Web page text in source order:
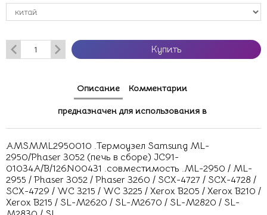
Купить
Описание Комментарии
предназначен для использования в
AMSMML2950010 .Термоузел Samsung ML-
2950/Phaser 3052 (печь в сборе) JC91-
01034A/B/126N00431 .совместимость .ML-2950 / ML-
2955 / Phaser 3052 / Phaser 3260 / SCX-4727 / SCX-4728 /
SCX-4729 / WC 3215 / WC 3225 / Xerox B205 / Xerox B210 /
Xerox B215 / SL-M2620 / SL-M2670 / SL-M2820 / SL-